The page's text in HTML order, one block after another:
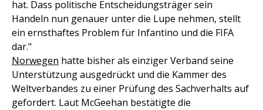
hat. Dass politische Entscheidungsträger sein
Handeln nun genauer unter die Lupe nehmen, stellt
ein ernsthaftes Problem für Infantino und die FIFA
dar."
Norwegen hatte bisher als einziger Verband seine
Unterstützung ausgedrückt und die Kammer des
Weltverbandes zu einer Prüfung des Sachverhalts auf
gefordert. Laut McGeehan bestätigte die